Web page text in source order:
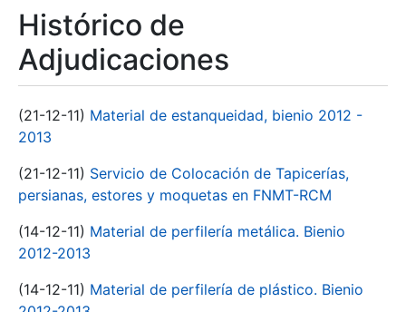
Histórico de
Adjudicaciones
(21-12-11) Material de estanqueidad, bienio 2012 -
2013
(21-12-11) Servicio de Colocación de Tapicerías,
persianas, estores y moquetas en FNMT-RCM
(14-12-11) Material de perfilería metálica. Bienio
2012-2013
(14-12-11) Material de perfilería de plástico. Bienio